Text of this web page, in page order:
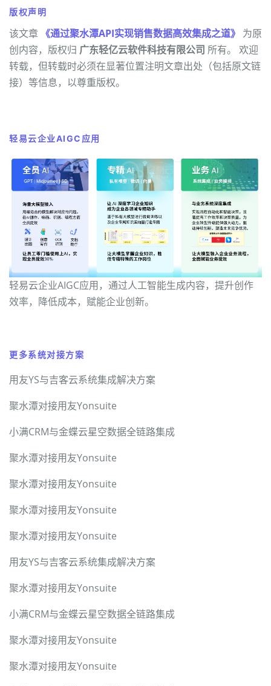
版权声明
该文章 《通过聚水潭API实现销售数据高效集成之道》 为原
创内容，版权归 广东轻亿云软件科技有限公司 所有。 欢迎
转载，但转载时必须在显著位置注明文章出处（包括原文链
接）等信息，以尊重版权。
轻易云企业AIGC应用
轻易云企业AIGC应用，通过人工智能生成内容，提升创作
效率，降低成本，赋能企业创新。
更多系统对接方案
用友YS与吉客云系统集成解决方案
聚水潭对接用友Yonsuite
小满CRM与金蝶云星空数据全链路集成
聚水潭对接用友Yonsuite
聚水潭对接用友Yonsuite
聚水潭对接用友Yonsuite
聚水潭对接用友Yonsuite
用友YS与吉客云系统集成解决方案
聚水潭对接用友Yonsuite
小满CRM与金蝶云星空数据全链路集成
聚水潭对接用友Yonsuite
聚水潭对接用友Yonsuite